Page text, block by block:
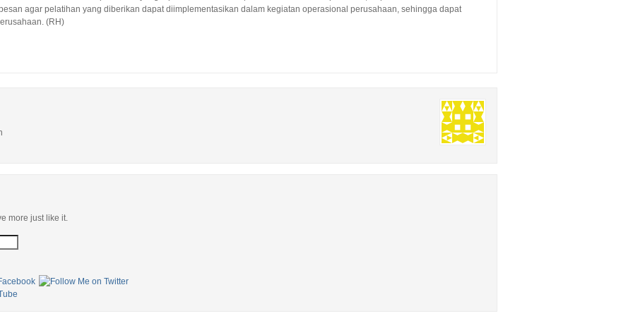
agar pelatihan yang diberikan dapat diimplementasikan dalam kegiatan operasional perusahaan, sehingga dapat
(RH)
more just like it.